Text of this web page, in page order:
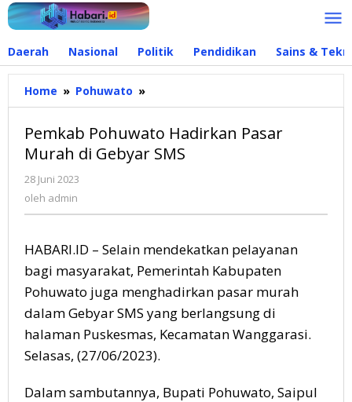
Lewati
ke
Daerah Nasional Politik Pendidikan Sains &
Home » Pohuwato »
Pohuwato
Hadirkan
Pasar
Murah
Pemkab Pohuwato Hadirkan Pasar
Murah di Gebyar SMS
28 Juni 2023
oleh admin
HABARI.ID – Selain mendekatkan pelayanan
bagi masyarakat, Pemerintah Kabupaten
Pohuwato juga menghadirkan pasar murah
dalam Gebyar SMS yang berlangsung di
halaman Puskesmas, Kecamatan Wanggarasi.
Selasas, (27/06/2023).
Dalam sambutannya, Bupati Pohuwato, Saipul